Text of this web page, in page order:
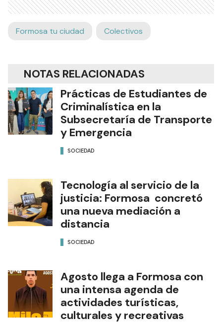
Formosa tu ciudad Colectivos
NOTAS RELACIONADAS
Prácticas de Estudiantes de
Criminalística en la
Subsecretaría de Transporte
y Emergencia
SOCIEDAD
Tecnología al servicio de la
justicia: Formosa concretó
una nueva mediación a
distancia
SOCIEDAD
Agosto llega a Formosa con
una intensa agenda de
actividades turísticas,
culturales y recreativas